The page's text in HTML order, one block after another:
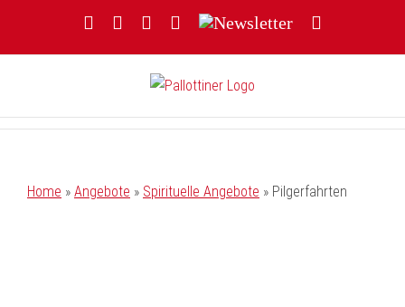
FacebookYouTubeInstagram
Threads
Newsletter
Home » Angebote » Spirituelle Angebote » Pilgerfahrten